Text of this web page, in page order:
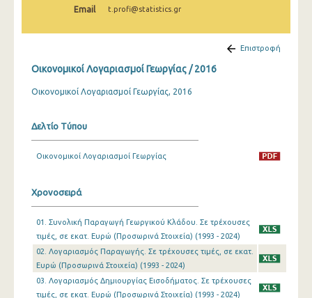
Email t.profi@statistics.gr
Επιστροφή
Οικονομικοί Λογαριασμοί Γεωργίας / 2016
Οικονομικοί Λογαριασμοί Γεωργίας, 2016
Δελτίο Τύπου
Οικονομικοί Λογαριασμοί Γεωργίας
Χρονοσειρά
01. Συνολική Παραγωγή Γεωργικού Κλάδου. Σε τρέχουσες
τιμές, σε εκατ. Ευρώ (Προσωρινά Στοιχεία) (1993 - 2024)
02. Λογαριασμός Παραγωγής. Σε τρέχουσες τιμές, σε εκατ.
Ευρώ (Προσωρινά Στοιχεία) (1993 - 2024)
03. Λογαριασμός Δημιουργίας Εισοδήματος. Σε τρέχουσες
τιμές, σε εκατ. Ευρώ (Προσωρινά Στοιχεία) (1993 - 2024)